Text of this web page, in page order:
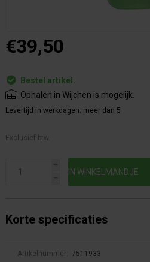
€39,50
Bestel artikel.
Ophalen in Wijchen is mogelijk.
Levertijd in werkdagen: meer dan 5
Exclusief btw.
i
h
Korte specificaties
Artikelnummer: 7511933